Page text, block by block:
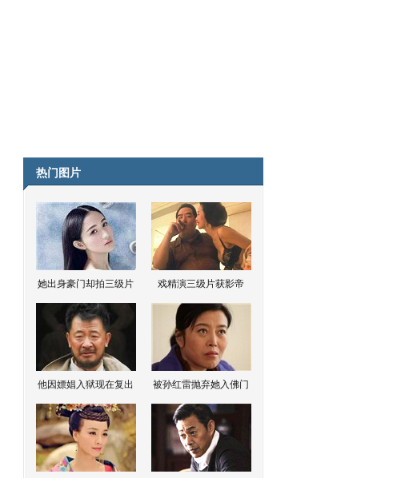
热门图片
她出身豪门却拍三级片 戏精演三级片获影帝
他因嫖娼入狱现在复出 被孙红雷抛弃她入佛门